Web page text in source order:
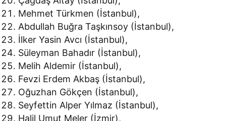
Mehmet Türkmen (İstanbul),
Abdullah Buğra Taşkınsoy (İstanbul),
İlker Yasin Avcı (İstanbul),
Süleyman Bahadır (İstanbul),
Melih Aldemir (İstanbul),
Fevzi Erdem Akbaş (İstanbul),
Oğuzhan Gökçen (İstanbul),
Seyfettin Alper Yılmaz (İstanbul),
Halil Umut Meler (İzmir),